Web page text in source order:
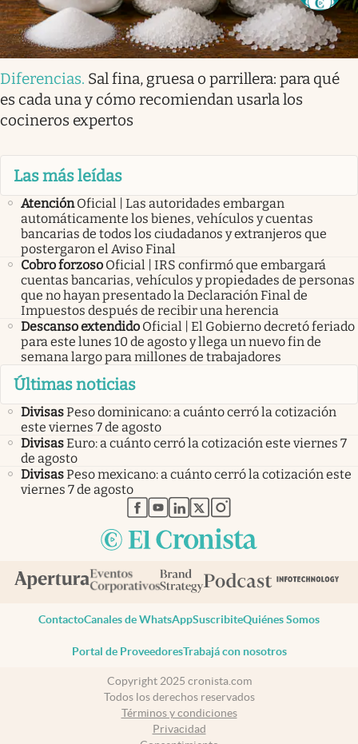
Diferencias. Sal fina, gruesa o parrillera: para qué
es cada una y cómo recomiendan usarla los
cocineros expertos
Las más leídas
Atención Oficial | Las autoridades embargan
automáticamente los bienes, vehículos y cuentas
bancarias de todos los ciudadanos y extranjeros que
postergaron el Aviso Final
Cobro forzoso Oficial | IRS confirmó que embargará
cuentas bancarias, vehículos y propiedades de personas
que no hayan presentado la Declaración Final de
Impuestos después de recibir una herencia
Descanso extendido Oficial | El Gobierno decretó feriado
para este lunes 10 de agosto y llega un nuevo fin de
semana largo para millones de trabajadores
Últimas noticias
DivisasPeso dominicano: a cuánto cerró la cotización
este viernes 7 de agosto
DivisasEuro: a cuánto cerró la cotización este viernes 7
de agosto
DivisasPeso mexicano: a cuánto cerró la cotización este
viernes 7 de agosto
abre en nueva pestaña
abre en nueva pestaña
abre en nueva pestaña
abre en nueva pestaña
abre en nueva pestaña
ContactoCanales de WhatsAppSuscribiteQuiénes Somos
Portal de ProveedoresTrabajá con nosotros
Copyright 2025 cronista.com
Todos los derechos reservados
Términos y condiciones
Privacidad